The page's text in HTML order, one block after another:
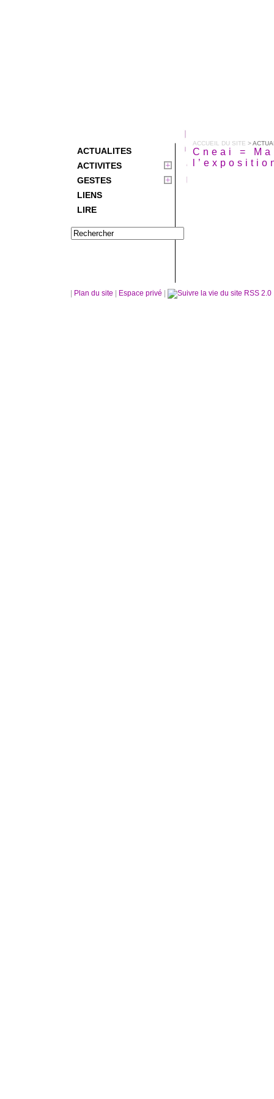
ACTUALITES
ACTIVITES
GESTES
LIENS
LIRE
ACCUEIL DU SITE >
Cneai =
Plan du site Espace privé RSS 2.0